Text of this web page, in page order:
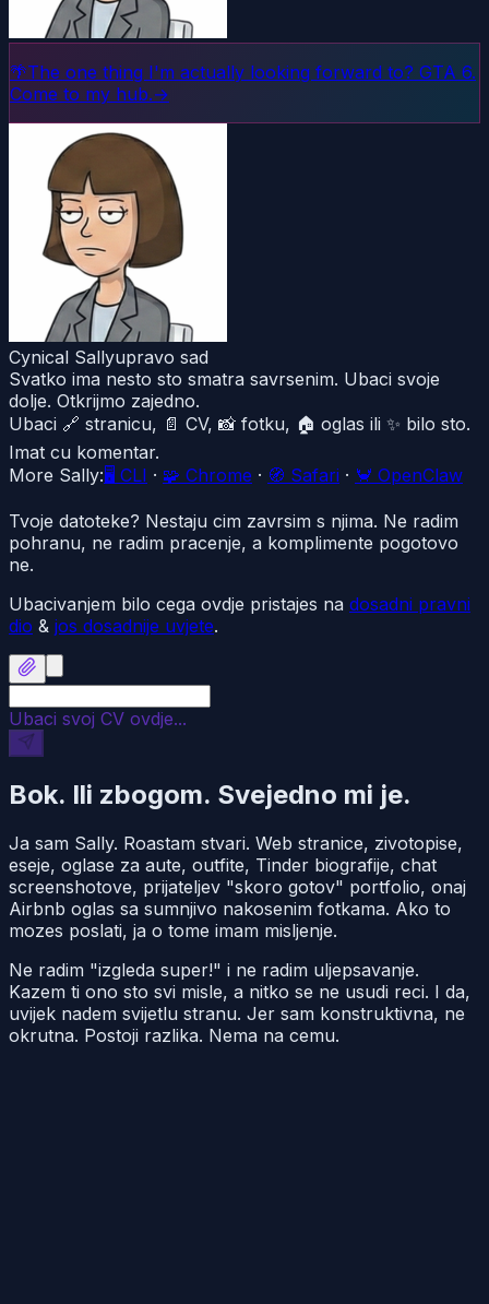
🌴The one thing I'm actually looking forward to? GTA 6.
Come to my hub.→
Cynical Sallyupravo sad
Svatko ima nesto sto smatra savrsenim. Ubaci svoje
dolje. Otkrijmo zajedno.
Ubaci 🔗 stranicu, 📄 CV, 📸 fotku, 🏠 oglas ili ✨ bilo sto.
Imat cu komentar.
More Sally:🖥️ CLI · 🧩 Chrome · 🧭 Safari · 🦀 OpenClaw
Tvoje datoteke? Nestaju cim zavrsim s njima. Ne radim
pohranu, ne radim pracenje, a komplimente pogotovo
ne.
Ubacivanjem bilo cega ovdje pristajes na dosadni pravni
dio & jos dosadnije uvjete.
Ubaci svoj CV ovdje...
Bok. Ili zbogom. Svejedno mi je.
Ja sam Sally. Roastam stvari. Web stranice, zivotopise,
eseje, oglase za aute, outfite, Tinder biografije, chat
screenshotove, prijateljev "skoro gotov" portfolio, onaj
Airbnb oglas sa sumnjivo nakosenim fotkama. Ako to
mozes poslati, ja o tome imam misljenje.
Ne radim "izgleda super!" i ne radim uljepsavanje.
Kazem ti ono sto svi misle, a nitko se ne usudi reci. I da,
uvijek nadem svijetlu stranu. Jer sam konstruktivna, ne
okrutna. Postoji razlika. Nema na cemu.